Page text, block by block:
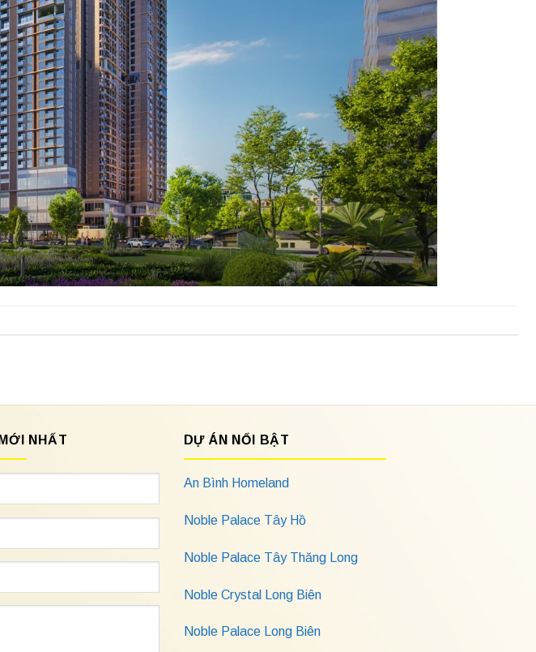
NHẤT DỰ ÁN NỔI BẬT
An Bình Homeland
Noble Palace Tây Hồ
Noble Palace Tây Thăng Long
Noble Crystal Long Biên
Noble Palace Long Biên